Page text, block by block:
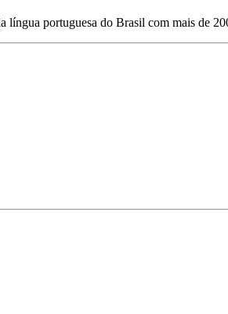
língua portuguesa do Brasil com mais de